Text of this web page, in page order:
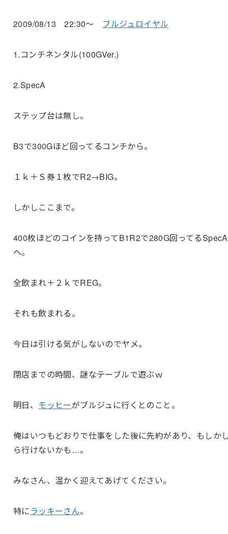
2009/08/13 22:30～ ブルジュロイヤル
1.コンチネンタル(100GVer.)
2.SpecA
ステップ台は無し。
B3で300Gほど回ってるコンチから。
１ｋ＋Ｓ券１枚でR2→BIG。
しかしここまで。
400枚ほどのコインを持ってB1R2で280G回ってるSpecA
へ。
全飲まれ＋２ｋでREG。
それも飲まれる。
今日は引ける気がしないのでヤメ。
閉店までの時間、謎なテーブルで遊ぶｗ
明日、 モッヒーがブルジュに行くとのこと。
俺はいつもどおりで仕事をした後に先約があり、もしか
ら行けないかも…。
みなさん、温かく迎えてあげてください。
特にラッキーさん。